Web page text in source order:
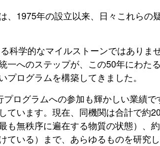
、1975年の設立以来、日々これら
科学的なマイルストーンではあり
一へのステップが、この50年にわた
ログラムを構築してきました。
ログラムへの参加も輝かしい業績
ています。現在、同機関は合計で
も無秩序に遍在する物質の状態）、
いる）まで、あらゆるものを研究し